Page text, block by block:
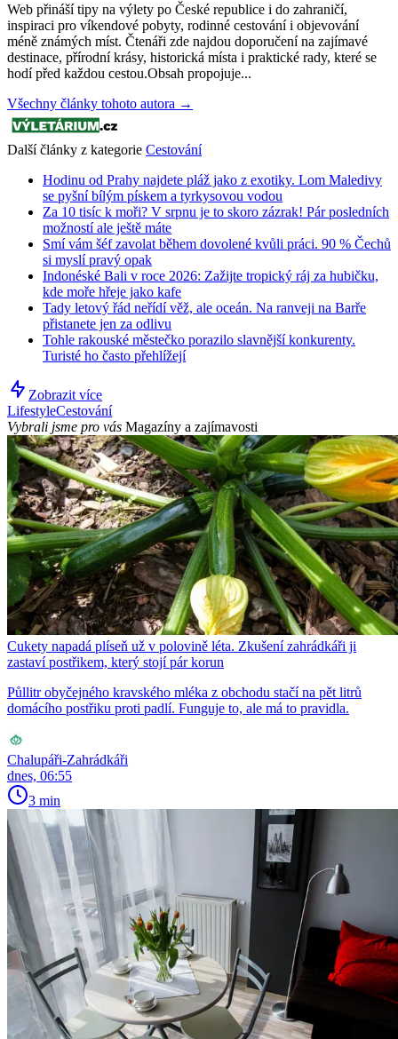
Web přináší tipy na výlety po České republice i do zahraničí,
inspiraci pro víkendové pobyty, rodinné cestování i objevování
méně známých míst. Čtenáři zde najdou doporučení na zajímavé
destinace, přírodní krásy, historická místa i praktické rady, které se
hodí před každou cestou.Obsah propojuje...
Všechny články tohoto autora →
Další články z kategorie Cestování
Hodinu od Prahy najdete pláž jako z exotiky. Lom Maledivy
se pyšní bílým pískem a tyrkysovou vodou
Za 10 tisíc k moři? V srpnu je to skoro zázrak! Pár posledních
možností ale ještě máte
Smí vám šéf zavolat během dovolené kvůli práci. 90 % Čechů
si myslí pravý opak
Indonéské Bali v roce 2026: Zažijte tropický ráj za hubičku,
kde moře hřeje jako kafe
Tady letový řád neřídí věž, ale oceán. Na ranveji na Barře
přistanete jen za odlivu
Tohle rakouské městečko porazilo slavnější konkurenty.
Turisté ho často přehlížejí
Zobrazit více
LifestyleCestování
Vybrali jsme pro vás Magazíny a zajímavosti
Cukety napadá plíseň už v polovině léta. Zkušení zahrádkáři ji
zastaví postřikem, který stojí pár korun
Půllitr obyčejného kravského mléka z obchodu stačí na pět litrů
domácího postřiku proti padlí. Funguje to, ale má to pravidla.
Chalupáři-Zahrádkáři
dnes, 06:55
3 min